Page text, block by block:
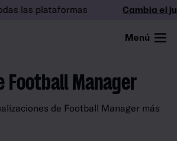
las plataformas Cambia el
Menú
Football Manager
de Football Manager más